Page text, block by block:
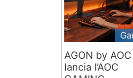
AGON by AOC
lancia l’AOC